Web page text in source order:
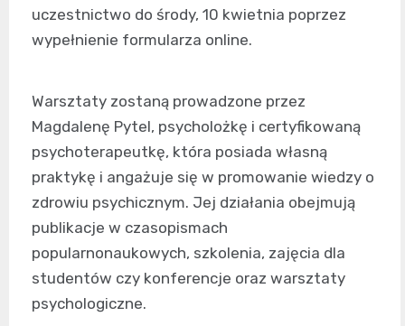
uczestnictwo do środy, 10 kwietnia poprzez
wypełnienie formularza online.
Warsztaty zostaną prowadzone przez
Magdalenę Pytel, psycholożkę i certyfikowaną
psychoterapeutkę, która posiada własną
praktykę i angażuje się w promowanie wiedzy o
zdrowiu psychicznym. Jej działania obejmują
publikacje w czasopismach
popularnonaukowych, szkolenia, zajęcia dla
studentów czy konferencje oraz warsztaty
psychologiczne.